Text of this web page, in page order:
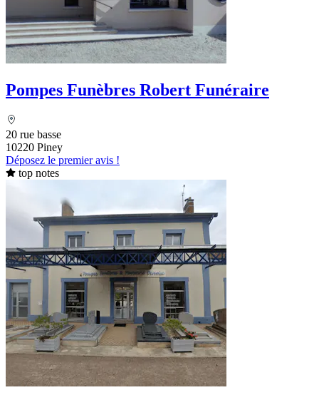
Pompes Funèbres Robert Funéraire
20 rue basse
10220 Piney
Déposez le premier avis !
top notes